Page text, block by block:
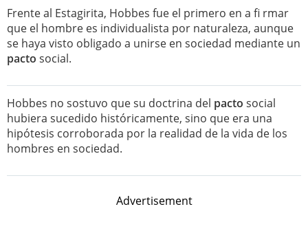
Frente al Estagirita, Hobbes fue el primero en a fi rmar
que el hombre es individualista por naturaleza, aunque
se haya visto obligado a unirse en sociedad mediante un
pacto social.
Hobbes no sostuvo que su doctrina del pacto social
hubiera sucedido históricamente, sino que era una
hipótesis corroborada por la realidad de la vida de los
hombres en sociedad.
Advertisement